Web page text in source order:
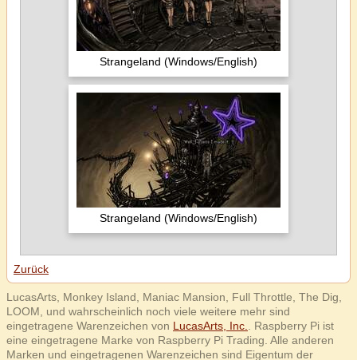
Strangeland (Windows/English)
Strangeland (Windows/English)
Zurück
LucasArts, Monkey Island, Maniac Mansion, Full Throttle, The Dig,
LOOM, und wahrscheinlich noch viele weitere mehr sind
eingetragene Warenzeichen von LucasArts, Inc.
. Raspberry Pi ist
eine eingetragene Marke von Raspberry Pi Trading. Alle anderen
Marken und eingetragenen Warenzeichen sind Eigentum der